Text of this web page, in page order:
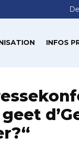
INFOS